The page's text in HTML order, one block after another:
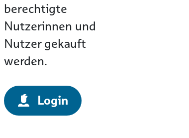
berechtigte
Nutzerinnen und
Nutzer gekauft
werden.
Login